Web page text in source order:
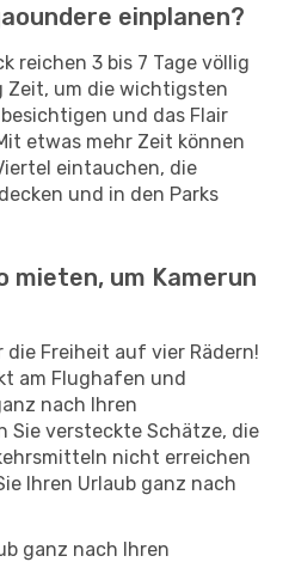
einplanen?
reichen 3 bis 7 Tage völlig
Zeit, um die wichtigsten
und das Flair
etwas mehr Zeit können
eintauchen, die
und in den Parks
mieten, um Kamerun
Freiheit auf vier Rädern!
am Flughafen und
nach Ihren
Sie versteckte Schätze, die
nicht erreichen
Ihren Urlaub ganz nach
ganz nach Ihren